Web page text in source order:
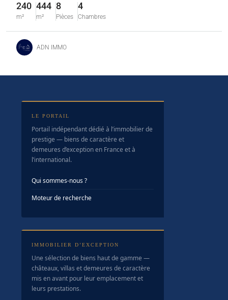
240
m²
444
m²
8
Pièces
4
Chambres
ADN IMMO
LE PORTAIL
Portail indépendant dédié à l’immobilier de
prestige — biens de caractère et
demeures d’exception en France et à
l’international.
Qui sommes-nous ?
Moteur de recherche
IMMOBILIER D’EXCEPTION
Une sélection de biens haut de gamme —
châteaux, villas et demeures de caractère
mis en avant pour leur emplacement et
leurs prestations.